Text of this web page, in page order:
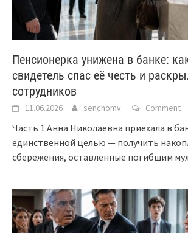
Пенсионерка унижена в банке:
свидетель спас её честь и
сотрудников
11.06.2026 senchomv Comment
Часть 1 Анна Николаевна приехала в
единственной целью — получить
сбережения, оставленные погибшим